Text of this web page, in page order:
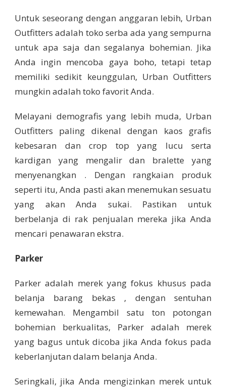
Untuk seseorang dengan anggaran lebih, Urban
Outfitters adalah toko serba ada yang sempurna
untuk apa saja dan segalanya bohemian. Jika
Anda ingin mencoba gaya boho, tetapi tetap
memiliki sedikit keunggulan, Urban Outfitters
mungkin adalah toko favorit Anda.
Melayani demografis yang lebih muda, Urban
Outfitters paling dikenal dengan kaos grafis
kebesaran dan crop top yang lucu serta
kardigan yang mengalir dan bralette yang
menyenangkan . Dengan rangkaian produk
seperti itu, Anda pasti akan menemukan sesuatu
yang akan Anda sukai. Pastikan untuk
berbelanja di rak penjualan mereka jika Anda
mencari penawaran ekstra.
Parker
Parker adalah merek yang fokus khusus pada
belanja barang bekas , dengan sentuhan
kemewahan. Mengambil satu ton potongan
bohemian berkualitas, Parker adalah merek
yang bagus untuk dicoba jika Anda fokus pada
keberlanjutan dalam belanja Anda.
Seringkali, jika Anda mengizinkan merek untuk